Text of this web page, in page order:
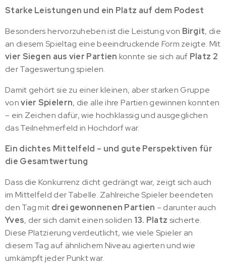
Starke Leistungen und ein Platz auf dem Podest
Besonders hervorzuheben ist die Leistung von Birgit, die
an diesem Spieltag eine beeindruckende Form zeigte. Mit
vier Siegen aus vier Partien konnte sie sich auf Platz 2
der Tageswertung spielen.
Damit gehört sie zu einer kleinen, aber starken Gruppe
vonvier Spielern, die alle ihre Partien gewinnen konnten
– ein Zeichen dafür, wie hochklassig und ausgeglichen
das Teilnehmerfeld in Hochdorf war.
Ein dichtes Mittelfeld – und gute Perspektiven für
die Gesamtwertung
Dass die Konkurrenz dicht gedrängt war, zeigt sich auch
im Mittelfeld der Tabelle. Zahlreiche Spieler beendeten
den Tag mit drei gewonnenen Partien – darunter auch
Yves, der sich damit einen soliden 13. Platz sicherte.
Diese Platzierung verdeutlicht, wie viele Spieler an
diesem Tag auf ähnlichem Niveau agierten und wie
umkämpft jeder Punkt war.